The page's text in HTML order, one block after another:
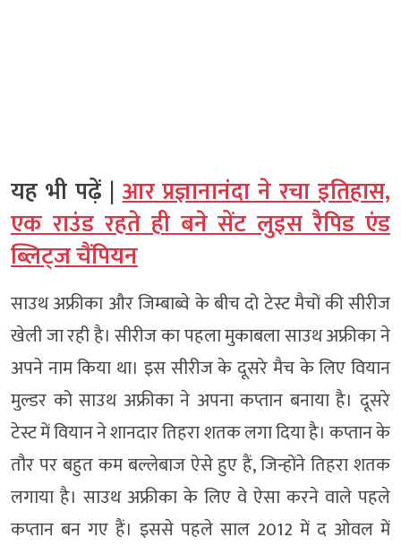
यह भी पढ़ें |आर प्रज्ञानानंदा ने रचा इतिहास,
एक राउंड रहते ही बने सेंट लुइस रैपिड एंड
ब्लिट्ज चैंपियन
साउथ अफ्रीका और जिम्बाब्वे के बीच दो टेस्ट मैचों की सीरीज
खेली जा रही है। सीरीज का पहला मुकाबला साउथ अफ्रीका ने
अपने नाम किया था। इस सीरीज के दूसरे मैच के लिए वियान
मुल्डर को साउथ अफ्रीका ने अपना कप्तान बनाया है। दूसरे
टेस्ट में वियान ने शानदार तिहरा शतक लगा दिया है। कप्तान के
तौर पर बहुत कम बल्लेबाज ऐसे हुए हैं, जिन्होंने तिहरा शतक
लगाया है। साउथ अफ्रीका के लिए वे ऐसा करने वाले पहले
कप्तान बन गए हैं। इससे पहले साल 2012 में द ओवल में